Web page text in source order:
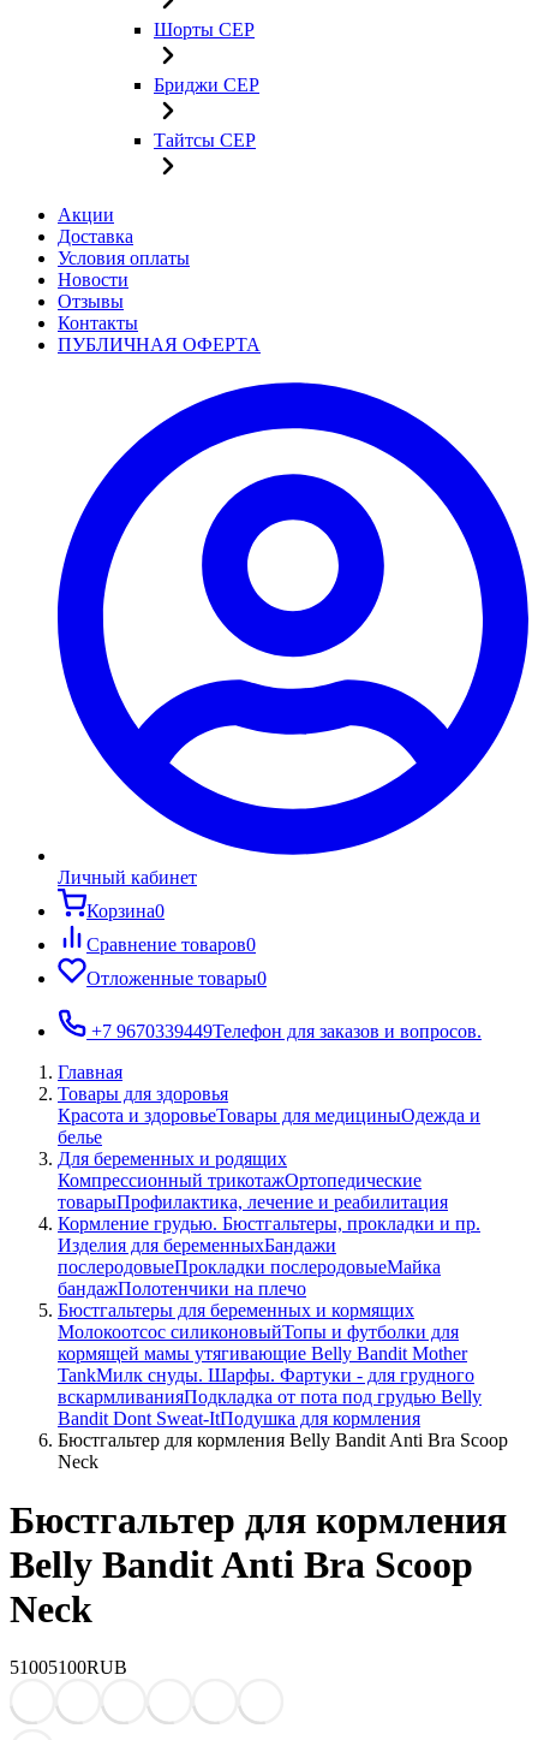
Шорты CEP
Бриджи CEP
Тайтсы CEP
Акции
Доставка
Условия оплаты
Новости
Отзывы
Контакты
ПУБЛИЧНАЯ ОФЕРТА
Личный кабинет
Корзина0
Сравнение товаров0
Отложенные товары0
+7 9670339449Телефон для заказов и вопросов.
Главная
Товары для здоровья
Красота и здоровьеТовары для медициныОдежда и
белье
Для беременных и родящих
Компрессионный трикотажОртопедические
товарыПрофилактика, лечение и реабилитация
Кормление грудью. Бюстгальтеры, прокладки и пр.
Изделия для беременныхБандажи
послеродовыеПрокладки послеродовыеМайка
бандажПолотенчики на плечо
Бюстгальтеры для беременных и кормящих
Молокоотсос силиконовыйТопы и футболки для
кормящей мамы утягивающие Belly Bandit Mother
TankМилк снуды. Шарфы. Фартуки - для грудного
вскармливанияПодкладка от пота под грудью Belly
Bandit Dont Sweat-ItПодушка для кормления
Бюстгальтер для кормления Belly Bandit Anti Bra Scoop
Neck
Бюстгальтер для кормления
Belly Bandit Anti Bra Scoop
Neck
51005100RUB